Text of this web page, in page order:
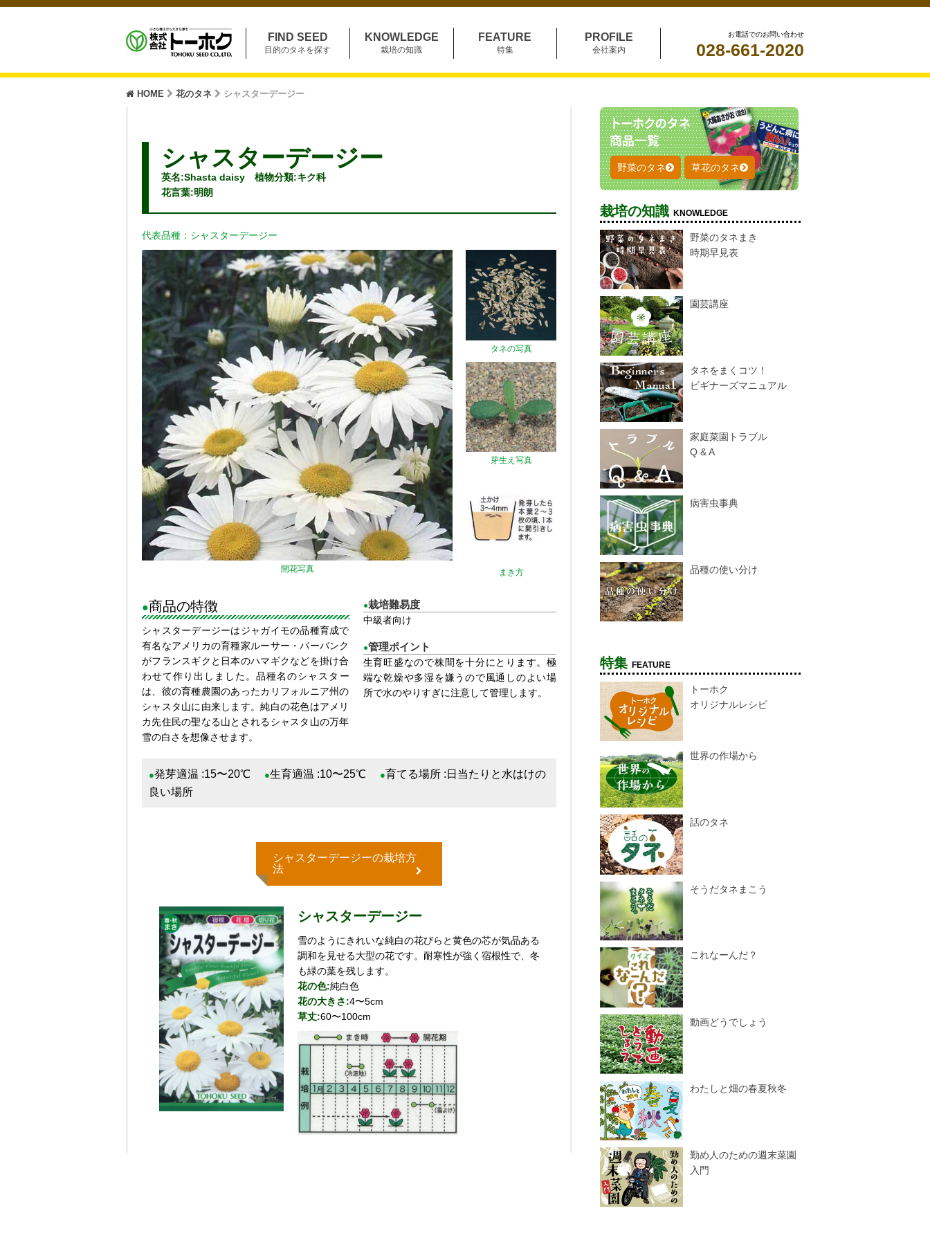
FIND SEED
目的のタネを探す
KNOWLEDGE
栽培の知識
FEATURE
特集
PROFILE
会社案内
お電話でのお問い合わせ
028-661-2020
HOME 花のタネ シャスターデージー
シャスターデージー
英名:Shasta daisy 植物分類:キク科
花言葉:明朗
代表品種：シャスターデージー
開花写真
タネの写真
芽生え写真
まき方
●商品の特徴
シャスターデージーはジャガイモの品種育成で
有名なアメリカの育種家ルーサー・バーバンク
がフランスギクと日本のハマギクなどを掛け合
わせて作り出しました。品種名のシャスター
は、彼の育種農園のあったカリフォルニア州の
シャスタ山に由来します。純白の花色はアメリ
カ先住民の聖なる山とされるシャスタ山の万年
雪の白さを想像させます。
●栽培難易度
中級者向け
●管理ポイント
生育旺盛なので株間を十分にとります。極
端な乾燥や多湿を嫌うので風通しのよい場
所で水のやりすぎに注意して管理します。
●発芽適温 :15〜20℃ ●生育適温 :10〜25℃ ●育てる場所 :日当たりと水はけの
良い場所
シャスターデージーの栽培方
法
シャスターデージー
雪のようにきれいな純白の花びらと黄色の芯が気品ある
調和を見せる大型の花です。耐寒性が強く宿根性で、冬
も緑の葉を残します。
花の色:純白色
花の大きさ:4〜5cm
草丈:60〜100cm
野菜のタネ 草花のタネ
栽培の知識 KNOWLEDGE
野菜のタネまき
時期早見表
園芸講座
タネをまくコツ！
ビギナーズマニュアル
家庭菜園トラブル
Q & A
病害虫事典
品種の使い分け
特集 FEATURE
トーホク
オリジナルレシピ
世界の作場から
話のタネ
そうだタネまこう
これなーんだ？
動画どうでしょう
わたしと畑の春夏秋冬
勤め人のための週末菜園
入門